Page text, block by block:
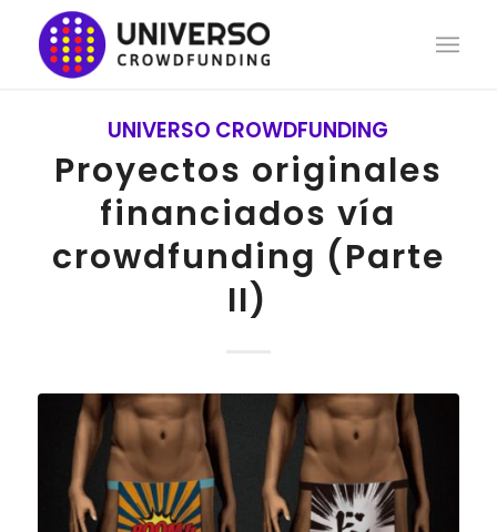
UNIVERSO CROWDFUNDING
Proyectos originales
financiados vía
crowdfunding (Parte
II)